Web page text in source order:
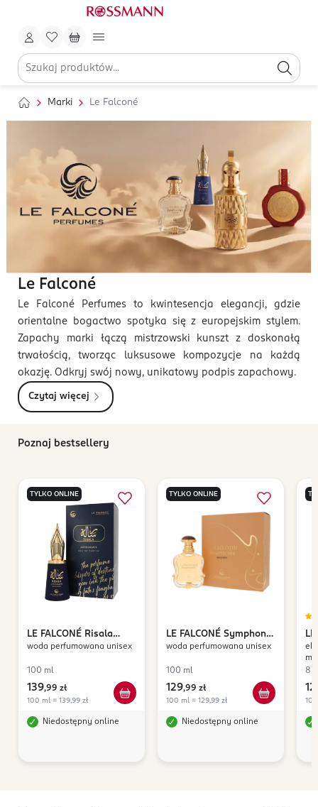
Marki Le Falconé
Le Falconé
Le Falconé Perfumes to kwintesencja elegancji, gdzie
orientalne bogactwo spotyka się z europejskim stylem.
Zapachy marki łączą mistrzowski kunszt z doskonałą
trwałością, tworząc luksusowe kompozycje na każdą
okazję. Odkryj swój nowy, unikatowy podpis zapachowy.
Czytaj więcej
Poznaj bestsellery
TYLKO ONLINE
LE FALCONÉ Risala
Autograph
woda perfumowana unisex
100 ml
139,99 zł
100 ml = 139,99 zł
Niedostępny online
TYLKO ONLINE
LE FALCONÉ Symphony
Melody
woda perfumowana unisex
100 ml
129,99 zł
100 ml = 129,99 zł
Niedostępny online
85